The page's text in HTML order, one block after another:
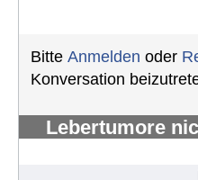
Bitte Anmelden oder
Konversation
Lebertumore